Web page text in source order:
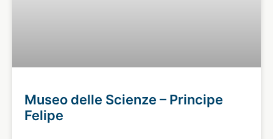
Museo delle Scienze – Principe
Felipe